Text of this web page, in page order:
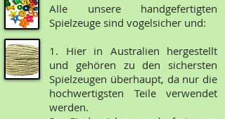
Alle unsere handgefertigten
Spielzeuge sind vogelsicher und:
1. Hier in Australien hergestellt
und gehören zu den sichersten
Spielzeugen überhaupt, da nur die
hochwertigsten Teile verwendet
werden.